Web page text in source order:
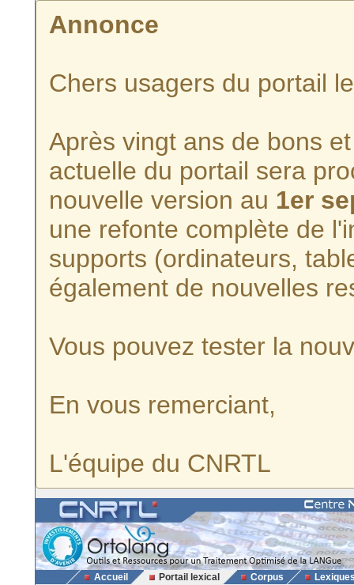
Annonce
Chers usagers du portail
Après vingt ans de bons
actuelle du portail sera
nouvelle version au 1er
une refonte complète de
supports (ordinateurs,
également de nouvelles
Vous pouvez tester la
En vous remerciant,
L'équipe du CNRTL
Accueil Portail lexical Corpus